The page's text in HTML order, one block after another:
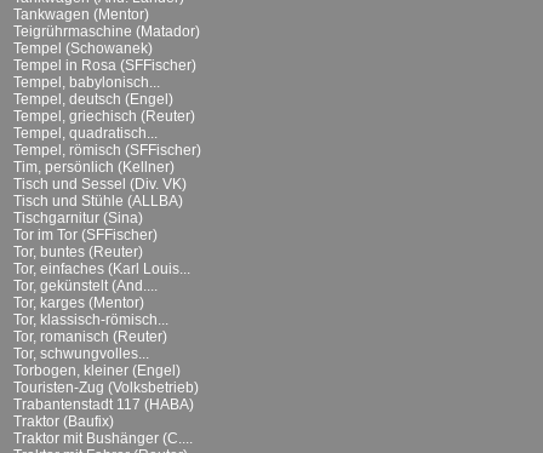
Tankwagen (Mentor)
Teigrührmaschine (Matador)
Tempel (Schowanek)
Tempel in Rosa (SFFischer)
Tempel, babylonisch...
Tempel, deutsch (Engel)
Tempel, griechisch (Reuter)
Tempel, quadratisch...
Tempel, römisch (SFFischer)
Tim, persönlich (Kellner)
Tisch und Sessel (Div. VK)
Tisch und Stühle (ALLBA)
Tischgarnitur (Sina)
Tor im Tor (SFFischer)
Tor, buntes (Reuter)
Tor, einfaches (Karl Louis...
Tor, gekünstelt (And....
Tor, karges (Mentor)
Tor, klassisch-römisch...
Tor, romanisch (Reuter)
Tor, schwungvolles...
Torbogen, kleiner (Engel)
Touristen-Zug (Volksbetrieb)
Trabantenstadt 117 (HABA)
Traktor (Baufix)
Traktor mit Bushänger (C....